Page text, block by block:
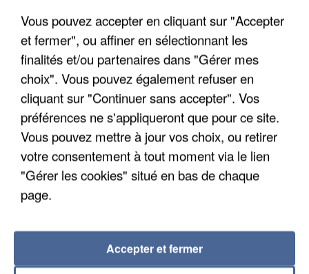
APRÈS TOUTES CES CANICULES, LES REFUGES
DE FAUNE SAUVAGE SONT...
Vous pouvez accepter en cliquant sur "Accepter
et fermer", ou affiner en sélectionnant les
finalités et/ou partenaires dans "Gérer mes
choix". Vous pouvez également refuser en
cliquant sur "Continuer sans accepter". Vos
préférences ne s'appliqueront que pour ce site.
Vous pouvez mettre à jour vos choix, ou retirer
votre consentement à tout moment via le lien
"Gérer les cookies" situé en bas de chaque
page.
Accepter et fermer